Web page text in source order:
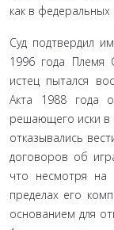
как в федеральных
Суд подтвердил
1996 года Племя
истец пытался
Акта 1988 года
решающего иски в
отказывались
договоров об
что несмотря на
пределах его
основанием для